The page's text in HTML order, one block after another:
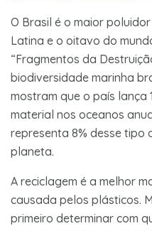
O Brasil é o maior
Latina e o oitavo do
“Fragmentos da
biodiversidade marinha
mostram que o país lança
material nos oceanos
representa 8% desse tipo
planeta.
A reciclagem é a melhor
causada pelos plásticos.
primeiro determinar com